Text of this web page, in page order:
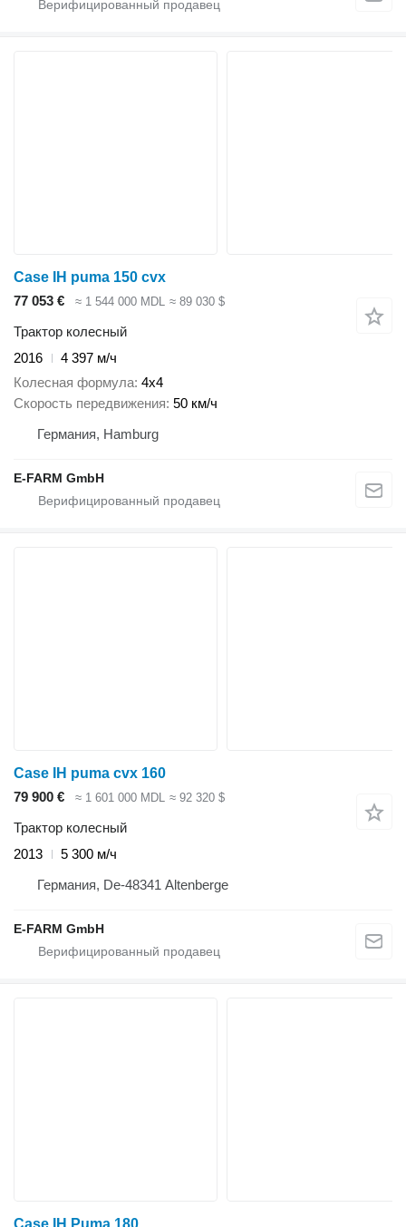
Case IH puma 150 cvx
77 053 €
≈ 1 544 000 MDL ≈ 89 030 $
Трактор колесный
2016
4 397 м/ч
Колесная формула 4x4
Скорость передвижения 50 км/ч
Германия, Hamburg
E-FARM GmbH
Case IH puma cvx 160
79 900 €
≈ 1 601 000 MDL ≈ 92 320 $
Трактор колесный
2013
5 300 м/ч
Германия, De-48341 Altenberge
E-FARM GmbH